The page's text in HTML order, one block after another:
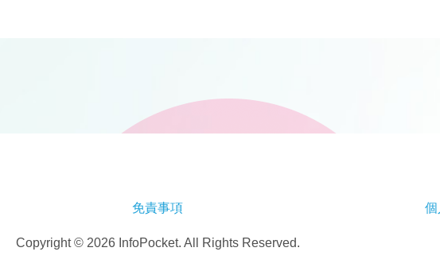
免責事項 個
Copyright © 2026 InfoPocket. All Rights Reserved.